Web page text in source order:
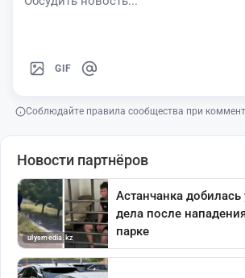
GIF
Соблюдайте правила сообщества при